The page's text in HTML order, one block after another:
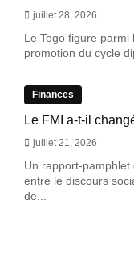
juillet 28, 2026
Le Togo figure parmi
promotion du cycle
Finances
Le FMI a-t-il
juillet 21, 2026
Un rapport-pamphlet
entre le discours
de...